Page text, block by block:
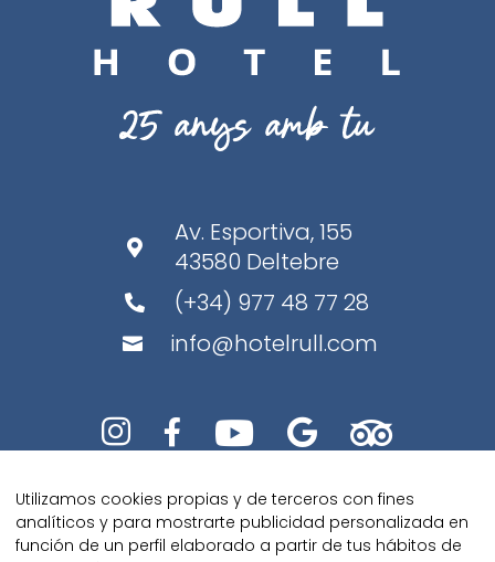

Av. Esportiva, 155
43580 Deltebre
 (+34) 977 48 77 28
 info@hotelrull.com
    
Utilizamos cookies propias y de terceros con fines
analíticos y para mostrarte publicidad personalizada en
función de un perfil elaborado a partir de tus hábitos de